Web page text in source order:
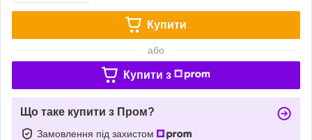
Купити
або
Купити з
Що таке купити з Пром?
Замовлення під захистом